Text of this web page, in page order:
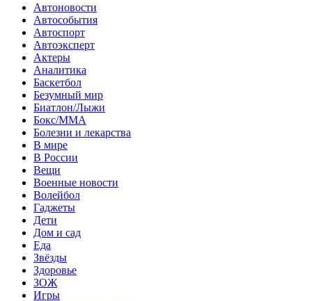
Автоновости
Автособытия
Автоспорт
Автоэксперт
Актеры
Аналитика
Баскетбол
Безумный мир
Биатлон/Лыжи
Бокс/MMA
Болезни и лекарства
В мире
В России
Вещи
Военные новости
Волейбол
Гаджеты
Дети
Дом и сад
Еда
Звёзды
Здоровье
ЗОЖ
Игры